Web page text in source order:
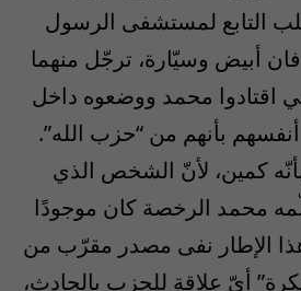
التابع لمستشفى الرسول
أبيض وسيّارة، ترجّل منهما
اقتادوا محمد ووضعوه داخل
بأنهم من “حزب الله”.
كمين، لأنّ الشخص الذي
محمد الرخصة كان موجودًا
الإطار نفى مصدر مقرّب من
أيّ علاقة للحزب بالحادث،